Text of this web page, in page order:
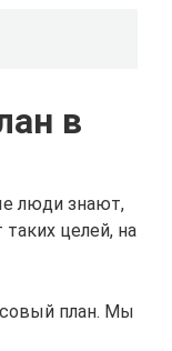
в
люди знают,
целей, на
план. Мы